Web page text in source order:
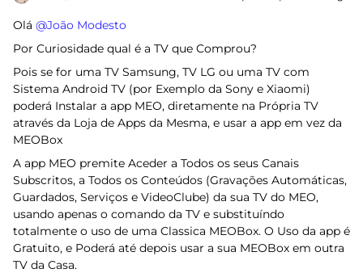
Olá ​ @João Modesto
Por Curiosidade qual é a TV que Comprou?
Pois se for uma TV Samsung, TV LG ou uma TV com
Sistema Android TV (por Exemplo da Sony e Xiaomi)
poderá Instalar a app MEO, diretamente na Própria TV
através da Loja de Apps da Mesma, e usar a app em vez da
MEOBox
A app MEO premite Aceder a Todos os seus Canais
Subscritos, a Todos os Conteúdos (Gravações Automáticas,
Guardados, Serviços e VideoClube) da sua TV do MEO,
usando apenas o comando da TV e substituíndo
totalmente o uso de uma Classica MEOBox. O Uso da app é
Gratuito, e Poderá até depois usar a sua MEOBox em outra
TV da Casa.